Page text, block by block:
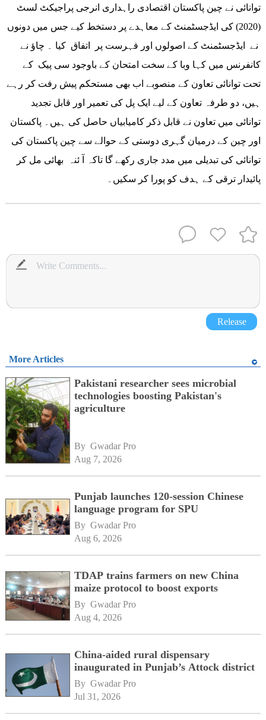
توانائی نے چین پاکستان اقتصادی راہداری انرجی پراجیکٹ لسٹ
(2020) کی ایڈجسٹمنٹ کے معاہدے پر دستخط کیے جس میں دونوں
نے ایڈجسٹمنٹ کے اصولوں اور فہرست پر اتفاق کیا ۔ چاؤ نے
کانفرنس میں کہا وبا کے سخت امتحان کے باوجود سی پیک کے
تحت توانائی تعاون کے منصوبے اب بھی مستحکم پیش رفت کر رہے
ہیں، دو طرفہ تعاون کے لیے ایک پل کی تعمیر اور قابل تجدید
توانائی میں تعاون نے قابل ذکر کامیابیاں حاصل کی ہیں۔ پاکستان
اور چین کے درمیان گہری دوستی کے حوالے سے چین پاکستان کی
توانائی کی تبدیلی میں مدد جاری رکھے گا تاکہ آ ئنہ بھائی مل کر
پائیدار ترقی کے ہدف کو پورا کر سکیں۔
Release
More Articles
Pakistani researcher sees microbial
technologies boosting Pakistan's
agriculture
By Gwadar Pro
Aug 7, 2026
Punjab launches 120-session Chinese
language program for SPU
By Gwadar Pro
Aug 6, 2026
TDAP trains farmers on new China
maize protocol to boost exports
By Gwadar Pro
Aug 4, 2026
China-aided rural dispensary
inaugurated in Punjab’s Attock district
By Gwadar Pro
Jul 31, 2026